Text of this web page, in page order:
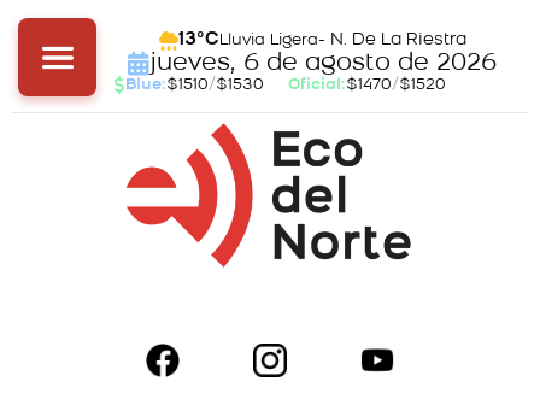
13°C Lluvia Ligera- N. De La Riestra
jueves, 6 de agosto de 2026
Blue:$1510/$1530 Oficial:$1470/$1520